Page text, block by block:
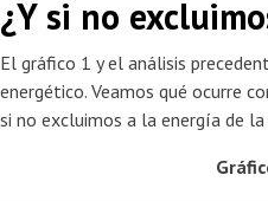
¿Y si no
El gráfico 1 y el análisis
energético. Veamos qué ocurre
si no excluimos a la energía de la